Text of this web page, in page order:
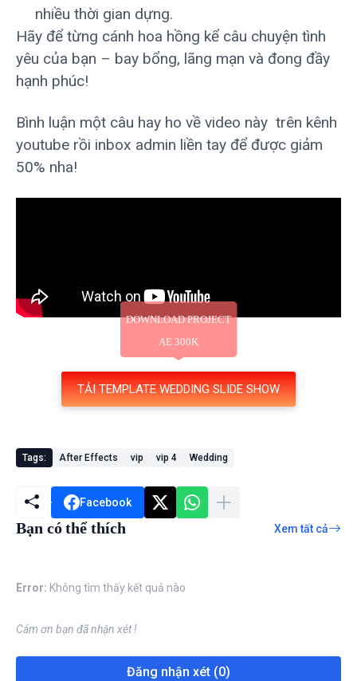
nhiều thời gian dựng.
Hãy để từng cánh hoa hồng kể câu chuyện tình
yêu của bạn – bay bổng, lãng mạn và đong đầy
hạnh phúc!
Bình luận một câu hay ho về video này trên kênh
youtube rồi inbox admin liền tay để được giảm
50% nha!
TẢI TEMPLATE WEDDING SLIDE SHOW
Tags: After Effects vip vip 4 Wedding
Facebook
Bạn có thể thích Xem tất cả
Error: Không tìm thấy kết quả nào
Cám ơn bạn đã nhận xét !
Đăng nhận xét (0)